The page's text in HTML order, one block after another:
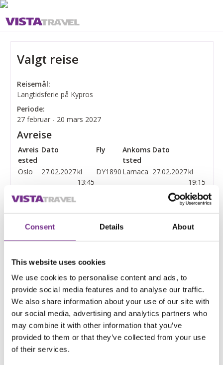
Consent Details About
This website uses cookies
We use cookies to personalise content and ads, to
provide social media features and to analyse our traffic.
We also share information about your use of our site with
our social media, advertising and analytics partners who
may combine it with other information that you’ve
provided to them or that they’ve collected from your use
of their services.
Valgt reise
Reisemål:
Langtidsferie på Kypros
Periode:
27 februar - 20 mars 2027
Avreise
Avreis
ested
Dato Fly
Ankoms
tsted
Dato
Oslo 27.02.2027kl
13:45
DY1890 Larnaca 27.02.2027kl
19:15
Hjemreise
Avreises
ted
Dato Fly
Anko
Dato
- Fly Oslo–Kypros t/r
- Flyskatter
- Transport fra og til flyplassen på Kypros
- Alle netter i valgte romkategori på Melpo Antia Hotel &
Suites
- Frokost og middag hver dag, inkludert et glass vin til
middag
- Aktiviteter